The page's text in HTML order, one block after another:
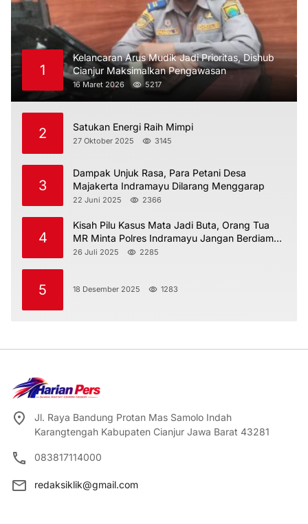
1
Kelancaran Arus Mudik Jadi Prioritas, Dishub
Cianjur Maksimalkan Pengawasan
16 Maret 2026 5217
2 Satukan Energi Raih Mimpi
27 Oktober 2025 3145
3
Dampak Unjuk Rasa, Para Petani Desa
Majakerta Indramayu Dilarang Menggarap
22 Juni 2025 2366
4
Kisah Pilu Kasus Mata Jadi Buta, Orang Tua
MR Minta Polres Indramayu Jangan Berdiam
Diri
26 Juli 2025 2285
5 18 Desember 2025 1283
Jl. Raya Bandung Protan Mas Samolo Indah
Karangtengah Kabupaten Cianjur Jawa Barat 43281
083817114000
redaksiklik@gmail.com